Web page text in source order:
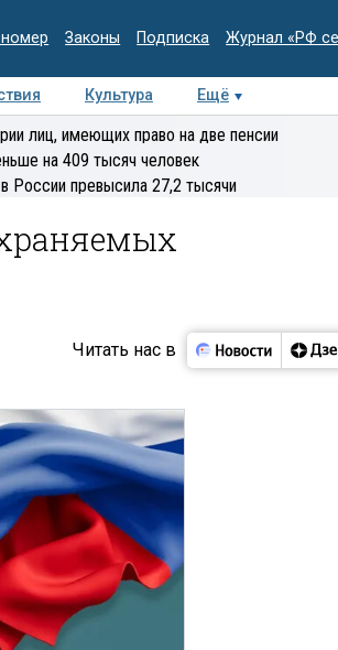
Законы Подписка Журнал «РФ
Культура
Ещё
Интервью Колумнисты
лиц, имеющих право на две пенсии
на 409 тысяч человек
России превысила 27,2 тысячи
Читать нас в